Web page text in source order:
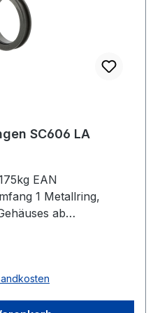
SNR Gehäusedichtungen SC606 LA
EAN
1 Metallring,
ab